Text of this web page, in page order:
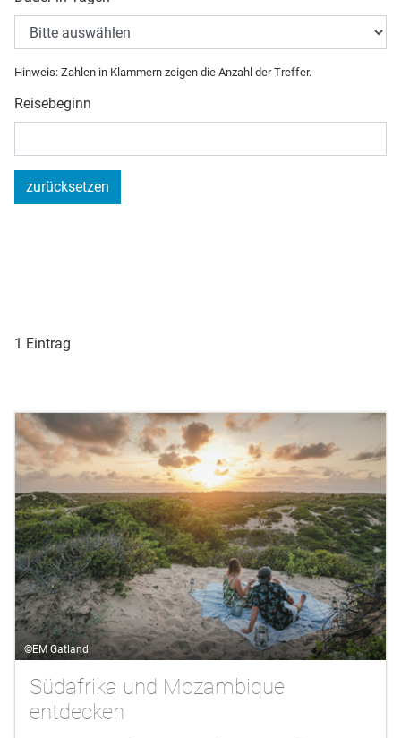
Hinweis: Zahlen in Klammern zeigen die Anzahl der Treffer.
Reisebeginn
zurücksetzen
1 Eintrag
©EM Gatland
Südafrika und Mozambique
entdecken